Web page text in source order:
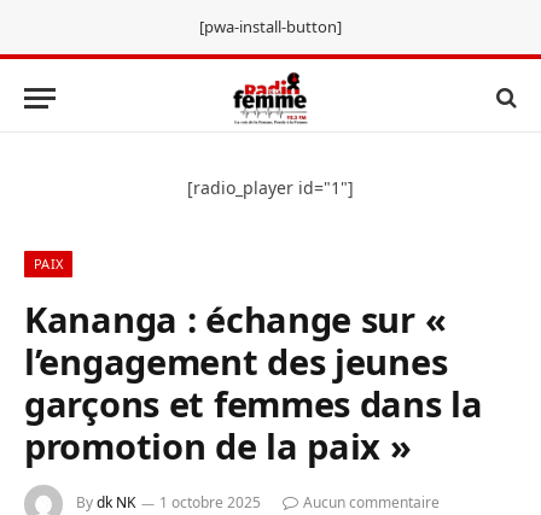
[pwa-install-button]
[radio_player id="1"]
PAIX
Kananga : échange sur «
l’engagement des jeunes
garçons et femmes dans la
promotion de la paix »
Bydk NK 1 octobre 2025
Aucun commentaire